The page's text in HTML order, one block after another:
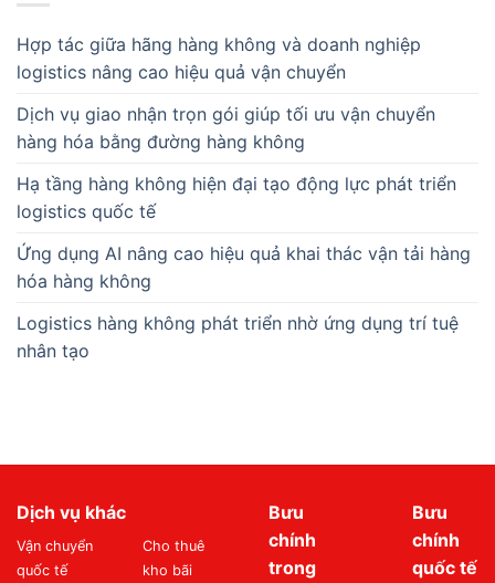
Hợp tác giữa hãng hàng không và doanh nghiệp
logistics nâng cao hiệu quả vận chuyển
Dịch vụ giao nhận trọn gói giúp tối ưu vận chuyển
hàng hóa bằng đường hàng không
Hạ tầng hàng không hiện đại tạo động lực phát triển
logistics quốc tế
Ứng dụng AI nâng cao hiệu quả khai thác vận tải hàng
hóa hàng không
Logistics hàng không phát triển nhờ ứng dụng trí tuệ
nhân tạo
Dịch vụ khác
Vận chuyển
quốc tế
Cho thuê
kho bãi
Bưu
chính
trong
Bưu
chính
quốc tế